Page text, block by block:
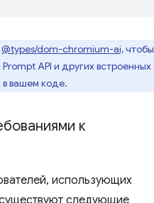
@types/dom-chromium-ai,чтобы
API и других встроенных
в вашем коде.
к
использующих
следующие